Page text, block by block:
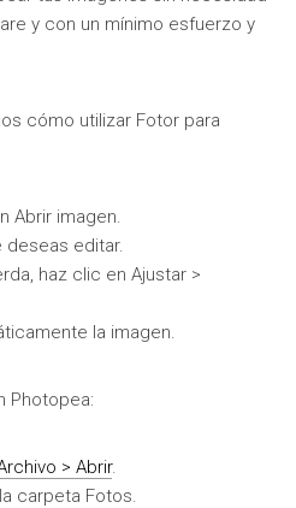
y con un mínimo esfuerzo y
cómo utilizar Fotor para
Abrir imagen.
deseas editar.
haz clic en Ajustar >
la imagen.
Photopea:
> Abrir.
carpeta Fotos.